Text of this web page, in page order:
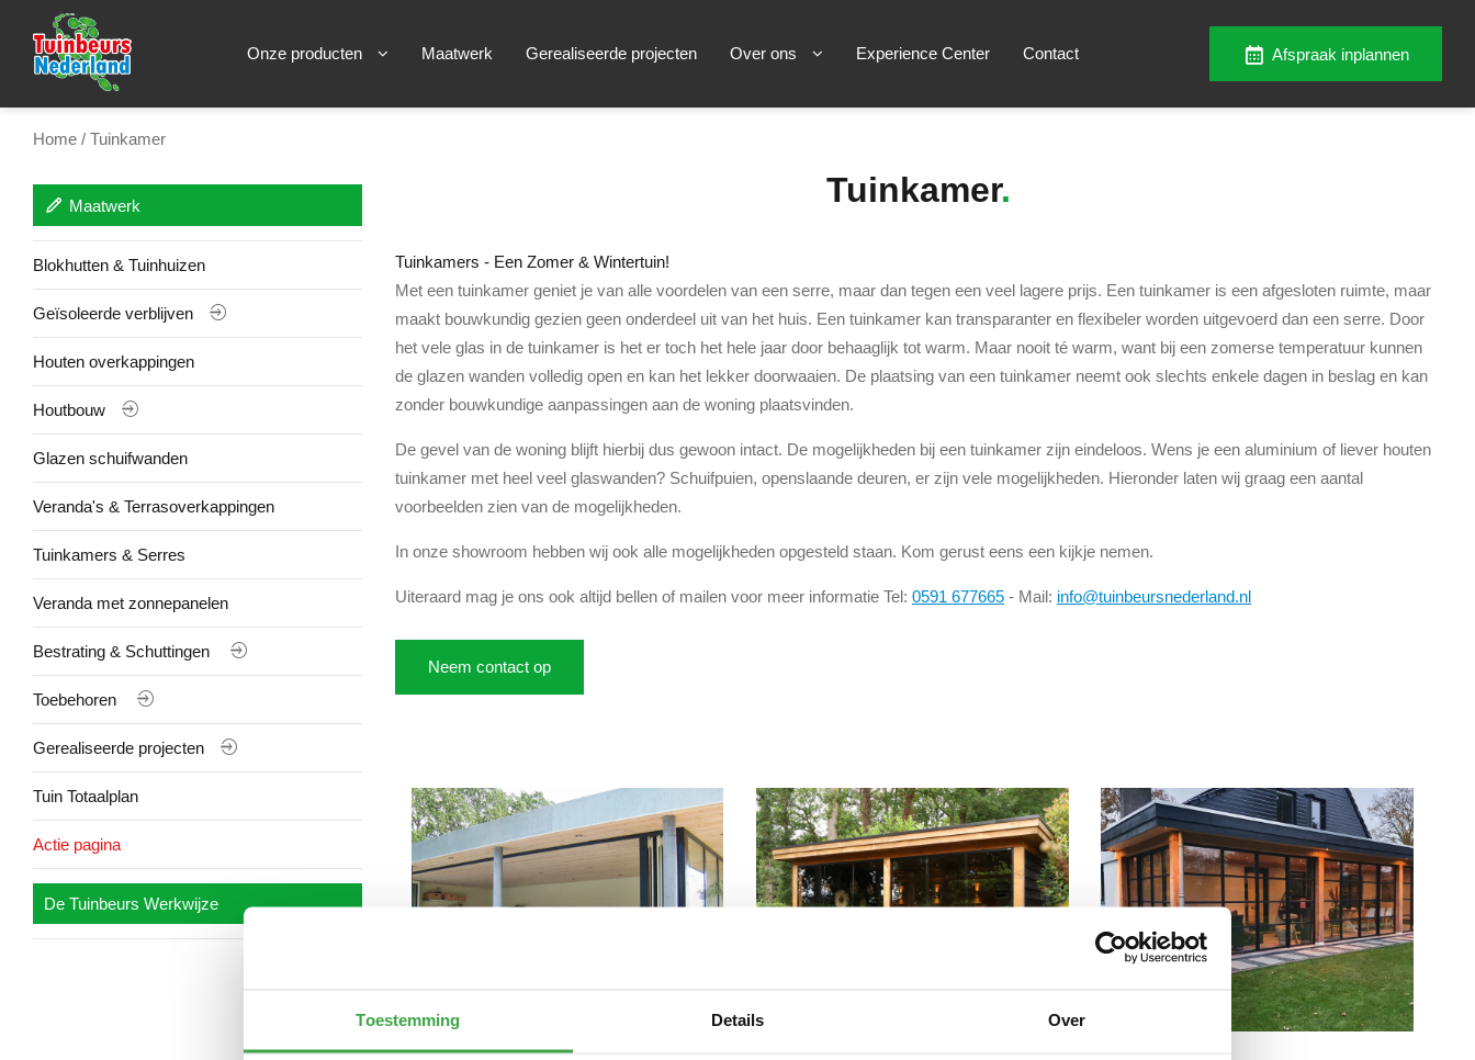
Toestemming Details Over
Onze producten Maatwerk Gerealiseerde projecten Over ons Experience Center Contact Afspraak inplannen
Home / Tuinkamer
Maatwerk
Blokhutten & Tuinhuizen
Geïsoleerde verblijven
Houten overkappingen
Houtbouw
Glazen schuifwanden
Veranda's & Terrasoverkappingen
Tuinkamers & Serres
Veranda met zonnepanelen
Bestrating & Schuttingen
Toebehoren
Gerealiseerde projecten
Tuin Totaalplan
Actie pagina
De Tuinbeurs Werkwijze
Tuinkamer
Tuinkamers - Een Zomer & Wintertuin!
Met een tuinkamer geniet je van alle voordelen van een serre, maar dan tegen een veel lagere prijs. Een tuinkamer is een afgesloten ruimte, maar
maakt bouwkundig gezien geen onderdeel uit van het huis. Een tuinkamer kan transparanter en flexibeler worden uitgevoerd dan een serre. Door
het vele glas in de tuinkamer is het er toch het hele jaar door behaaglijk tot warm. Maar nooit té warm, want bij een zomerse temperatuur kunnen
de glazen wanden volledig open en kan het lekker doorwaaien. De plaatsing van een tuinkamer neemt ook slechts enkele dagen in beslag en kan
zonder bouwkundige aanpassingen aan de woning plaatsvinden.
De gevel van de woning blijft hierbij dus gewoon intact. De mogelijkheden bij een tuinkamer zijn eindeloos. Wens je een aluminium of liever houten
tuinkamer met heel veel glaswanden? Schuifpuien, openslaande deuren, er zijn vele mogelijkheden. Hieronder laten wij graag een aantal
voorbeelden zien van de mogelijkheden.
In onze showroom hebben wij ook alle mogelijkheden opgesteld staan. Kom gerust eens een kijkje nemen.
Uiteraard mag je ons ook altijd bellen of mailen voor meer informatie Tel: 0591 677665 - Mail: info@tuinbeursnederland.nl
Neem contact op